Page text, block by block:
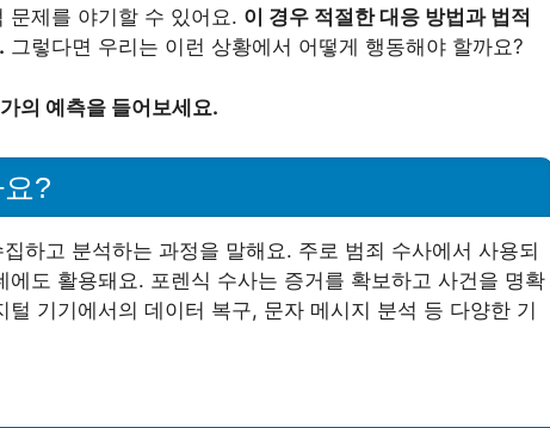
문제를 야기할 수 있어요. 이 경우 적절한 대응 방법과 법적
그렇다면 우리는 이런 상황에서 어떻게 행동해야 할까요?
의 예측을 들어보세요.
?
하고 분석하는 과정을 말해요. 주로 범죄 수사에서 사용되
도 활용돼요. 포렌식 수사는 증거를 확보하고 사건을 명확
기기에서의 데이터 복구, 문자 메시지 분석 등 다양한 기